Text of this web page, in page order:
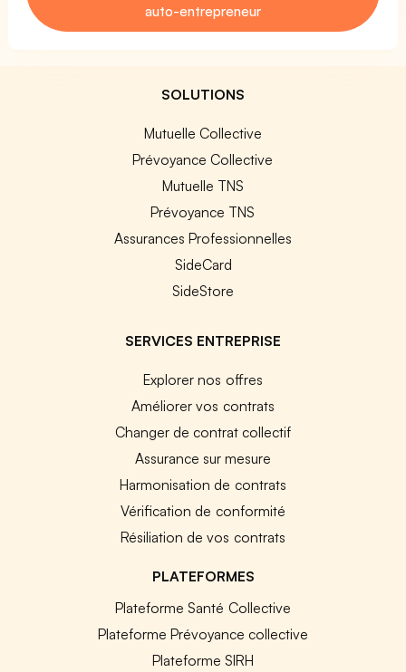
auto-entrepreneur
SOLUTIONS
Mutuelle Collective
Prévoyance Collective
Mutuelle TNS
Prévoyance TNS
Assurances Professionnelles
SideCard
SideStore
SERVICES ENTREPRISE
Explorer nos offres
Améliorer vos contrats
Changer de contrat collectif
Assurance sur mesure
Harmonisation de contrats
Vérification de conformité
Résiliation de vos contrats
PLATEFORMES
Plateforme Santé Collective
Plateforme Prévoyance collective
Plateforme SIRH